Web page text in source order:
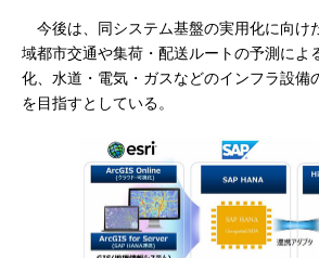
今後は、同システム基盤の実用化に向け
域都市交通や集荷・配送ルートの予測によ
化、水道・電気・ガスなどのインフラ設備
を目指すとしている。